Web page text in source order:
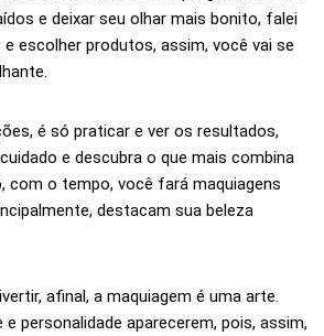
e deixar seu olhar mais bonito, falei
e escolher produtos, assim, você vai se
é só praticar e ver os resultados,
e descubra o que mais combina
com o tempo, você fará maquiagens
destacam sua beleza
afinal, a maquiagem é uma arte.
e personalidade aparecerem, pois, assim,